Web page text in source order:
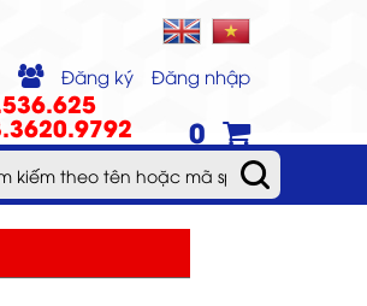
Đăng ký Đăng nhập
0